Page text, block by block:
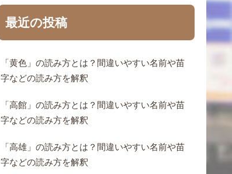
最近の投稿
「黄色」の読み方とは？間違いやすい名前や苗
字などの読み方を解釈
「高館」の読み方とは？間違いやすい名前や苗
字などの読み方を解釈
「高雄」の読み方とは？間違いやすい名前や苗
字などの読み方を解釈